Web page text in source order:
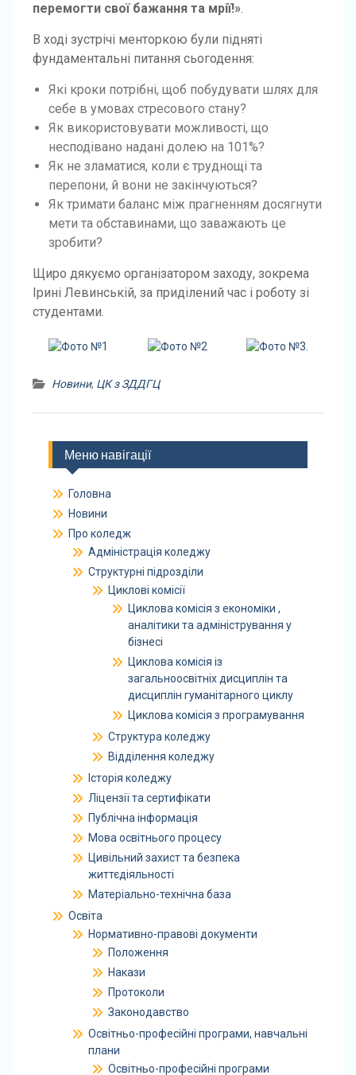
перемогти свої бажання та мрії!».
В ході зустрічі менторкою були підняті
фундаментальні питання сьогодення:
Які кроки потрібні, щоб побудувати шлях для
себе в умовах стресового стану?
Як використовувати можливості, що
несподівано надані долею на 101%?
Як не зламатися, коли є труднощі та
перепони, й вони не закінчуються?
Як тримати баланс між прагненням досягнути
мети та обставинами, що заважають це
зробити?
Щиро дякуємо організатором заходу, зокрема
Ірині Левинській, за приділений час і роботу зі
студентами.
Новини, ЦК з ЗДДГЦ
Меню навігації
Головна
Новини
Про коледж
Адміністрація коледжу
Структурні підрозділи
Циклові комісії
Циклова комісія з економіки ,
аналітики та адміністрування у
бізнесі
Циклова комісія із
загальноосвітніх дисциплін та
дисциплін гуманітарного циклу
Циклова комісія з програмування
Структура коледжу
Відділення коледжу
Історія коледжу
Ліцензії та сертифікати
Публічна інформація
Мова освітнього процесу
Цивільний захист та безпека
життєдіяльності
Матеріально-технічна база
Освіта
Нормативно-правові документи
Положення
Накази
Протоколи
Законодавство
Освітньо-професійні програми, навчальні
плани
Освітньо-професійні програми